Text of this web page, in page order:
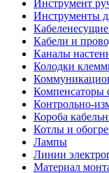
Инструмент
Инструменты
Кабели и
Каналы
Колодки
Компенсаторы
Контрольно-
Короба
Котлы и
Лампы
Линии
Материал